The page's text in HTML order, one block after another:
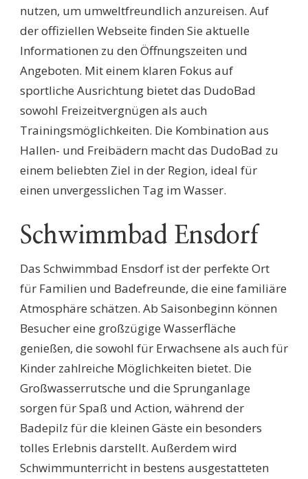
nutzen, um umweltfreundlich anzureisen. Auf
der offiziellen Webseite finden Sie aktuelle
Informationen zu den Öffnungszeiten und
Angeboten. Mit einem klaren Fokus auf
sportliche Ausrichtung bietet das DudoBad
sowohl Freizeitvergnügen als auch
Trainingsmöglichkeiten. Die Kombination aus
Hallen- und Freibädern macht das DudoBad zu
einem beliebten Ziel in der Region, ideal für
einen unvergesslichen Tag im Wasser.
Schwimmbad Ensdorf
Das Schwimmbad Ensdorf ist der perfekte Ort
für Familien und Badefreunde, die eine familiäre
Atmosphäre schätzen. Ab Saisonbeginn können
Besucher eine großzügige Wasserfläche
genießen, die sowohl für Erwachsene als auch für
Kinder zahlreiche Möglichkeiten bietet. Die
Großwasserrutsche und die Sprunganlage
sorgen für Spaß und Action, während der
Badepilz für die kleinen Gäste ein besonders
tolles Erlebnis darstellt. Außerdem wird
Schwimmunterricht in bestens ausgestatteten